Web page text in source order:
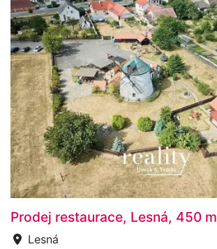
Prodej restaurace, Lesná, 450 m
Lesná